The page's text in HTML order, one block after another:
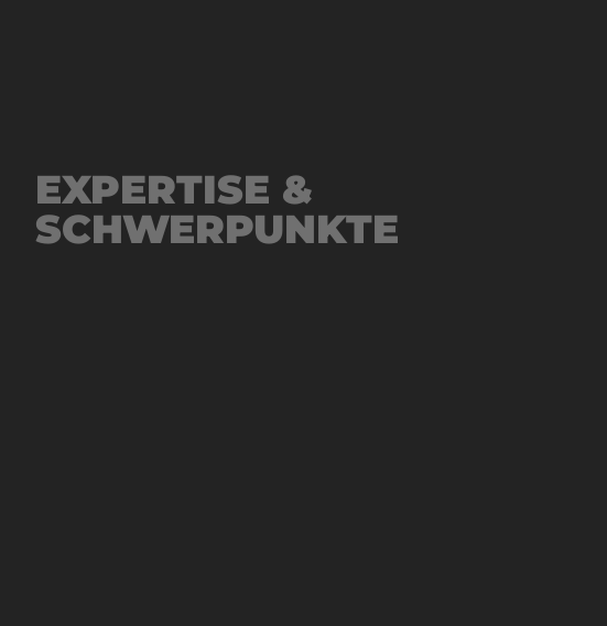
EXPERTISE &
SCHWERPUNKTE